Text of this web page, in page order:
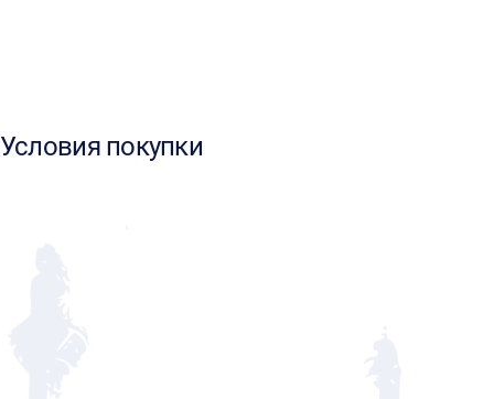
Условия покупки